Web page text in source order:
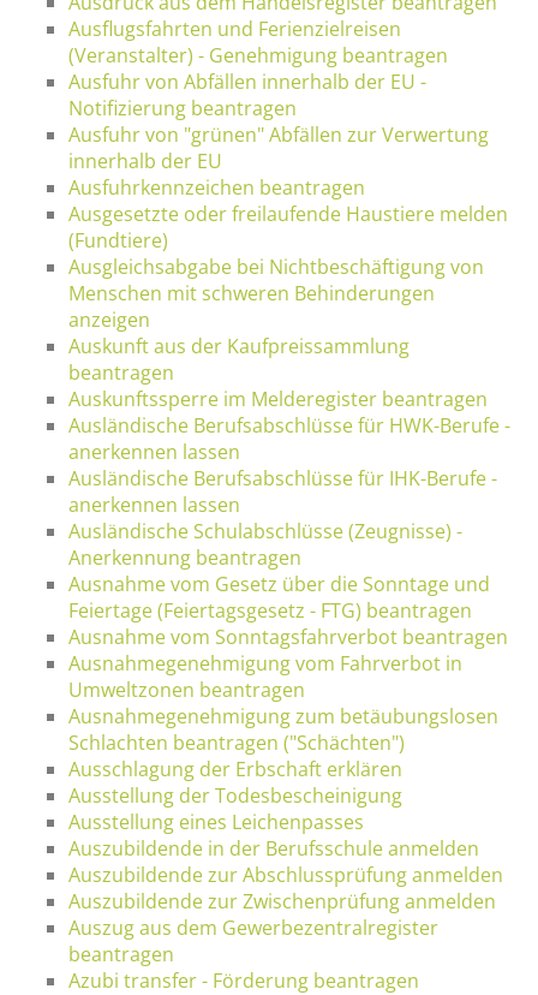
Ausflugsfahrten und Ferienzielreisen
(Veranstalter) - Genehmigung beantragen
Ausfuhr von Abfällen innerhalb der EU -
Notifizierung beantragen
Ausfuhr von "grünen" Abfällen zur Verwertung
innerhalb der EU
Ausfuhrkennzeichen beantragen
Ausgesetzte oder freilaufende Haustiere melden
(Fundtiere)
Ausgleichsabgabe bei Nichtbeschäftigung von
Menschen mit schweren Behinderungen
anzeigen
Auskunft aus der Kaufpreissammlung
beantragen
Auskunftssperre im Melderegister beantragen
Ausländische Berufsabschlüsse für HWK-Berufe -
anerkennen lassen
Ausländische Berufsabschlüsse für IHK-Berufe -
anerkennen lassen
Ausländische Schulabschlüsse (Zeugnisse) -
Anerkennung beantragen
Ausnahme vom Gesetz über die Sonntage und
Feiertage (Feiertagsgesetz - FTG) beantragen
Ausnahme vom Sonntagsfahrverbot beantragen
Ausnahmegenehmigung vom Fahrverbot in
Umweltzonen beantragen
Ausnahmegenehmigung zum betäubungslosen
Schlachten beantragen ("Schächten")
Ausschlagung der Erbschaft erklären
Ausstellung der Todesbescheinigung
Ausstellung eines Leichenpasses
Auszubildende in der Berufsschule anmelden
Auszubildende zur Abschlussprüfung anmelden
Auszubildende zur Zwischenprüfung anmelden
Auszug aus dem Gewerbezentralregister
beantragen
Azubi transfer - Förderung beantragen